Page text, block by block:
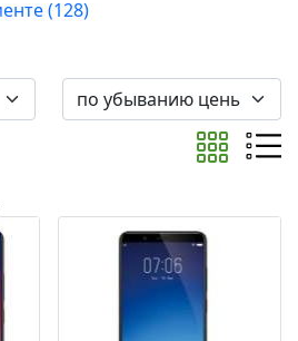
Nokia 105 в ассортименте (128)